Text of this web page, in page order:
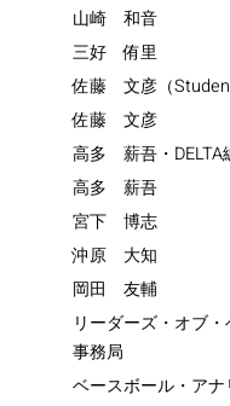
山崎 和音
三好 侑里
佐藤 文彦（Student
佐藤 文彦
高多 薪吾・DELTA
高多 薪吾
宮下 博志
沖原 大知
岡田 友輔
リーダーズ・オブ
事務局
ベースボール・ア